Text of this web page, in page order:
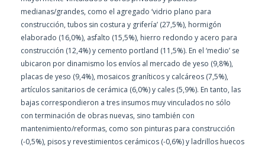
medianas/grandes, como el agregado ‘vidrio plano para
construcción, tubos sin costura y grifería’ (27,5%), hormigón
elaborado (16,0%), asfalto (15,5%), hierro redondo y acero para
construcción (12,4%) y cemento portland (11,5%). En el ‘medio’ se
ubicaron por dinamismo los envíos al mercado de yeso (9,8%),
placas de yeso (9,4%), mosaicos graníticos y calcáreos (7,5%),
artículos sanitarios de cerámica (6,0%) y cales (5,9%). En tanto, las
bajas correspondieron a tres insumos muy vinculados no sólo
con terminación de obras nuevas, sino también con
mantenimiento/reformas, como son pinturas para construcción
(-0,5%), pisos y revestimientos cerámicos (-0,6%) y ladrillos huecos